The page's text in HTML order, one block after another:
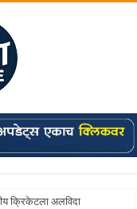
खांद्यावर, एशियन गेम्स…